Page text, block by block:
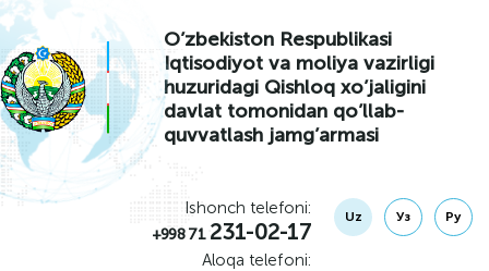
O’zbekiston Respublikasi
Iqtisodiyot va moliya vazirligi
huzuridagi Qishloq xo’jaligini
davlat tomonidan qo’llab-
quvvatlash jamg’armasi
Ishonch telefoni:
+998 71231-02-17
Aloqa telefoni:
Uz Уз Ру